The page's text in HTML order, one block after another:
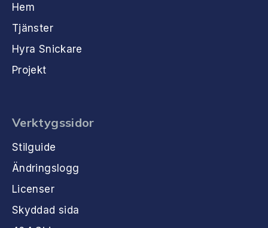
Hem
Tjänster
Hyra Snickare
Projekt
Verktygssidor
Stilguide
Ändringslogg
Licenser
Skyddad sida